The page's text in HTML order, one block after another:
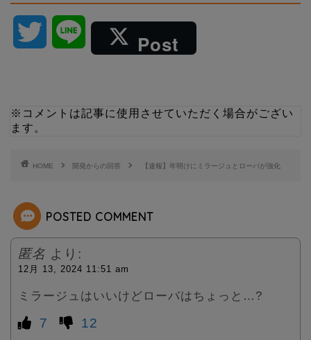
t
Post
※コメントは記事に使用させていただく場合がござい
ます。
HOME 開発からの回答 【速報】年明けにミラージュとローバが強化
POSTED COMMENT
匿名 より:
12月 13, 2024 11:51 am
ミラージュはいいけどローバはちょっと…?
7 12